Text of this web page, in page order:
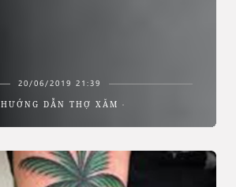
20/06/2019 21:39
HƯỚNG DẪN THỢ XĂM